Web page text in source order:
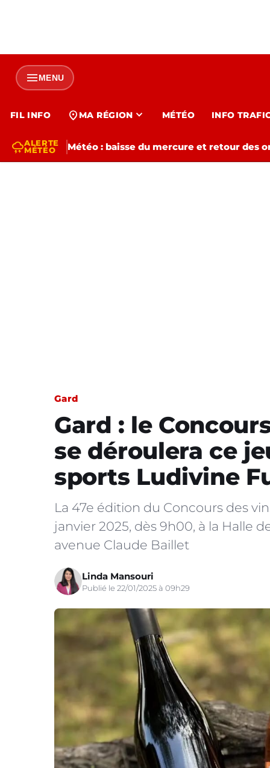
menuMENU
FIL INFO location_on MA RÉGION expand_more MÉTÉO INFO
thunderstormALERTE
MÉTÉO
Météo : baisse du mercure et retour des
Gard
Gard : le
se déroulera ce
sports Ludivine
La 47e édition du Concours des
janvier 2025, dès 9h00, à la Halle
avenue Claude Baillet
Linda Mansouri
Publié le 22/01/2025 à 09h29